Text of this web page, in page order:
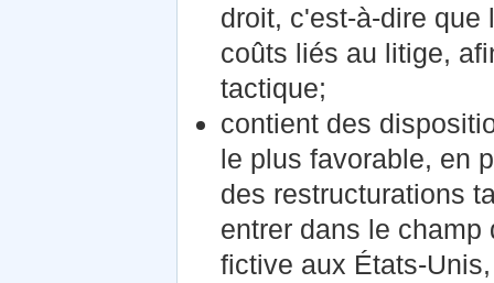
droit, c'est‑à‑dire
coûts liés au litige,
tactique;
contient des
le plus favorable, en
des restructurations
entrer dans le
fictive aux